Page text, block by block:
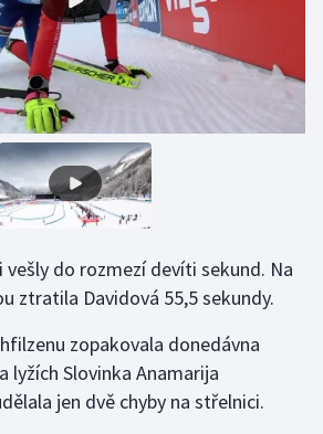
vešly do rozmezí devíti sekund. Na
ztratila Davidová 55,5 sekundy.
zopakovala donedávna
lyžích Slovinka Anamarija
jen dvě chyby na střelnici.